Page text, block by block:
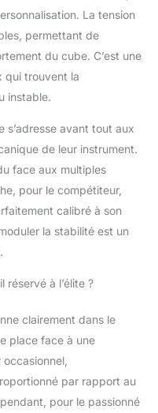
La tension
permettant de
du cube. C’est une
qui trouvent la
instable.
s’adresse avant tout aux
de leur instrument.
face aux multiples
pour le compétiteur,
calibré à son
la stabilité est un
à l’élite ?
clairement dans le
place face à une
par rapport au
pour le passionné